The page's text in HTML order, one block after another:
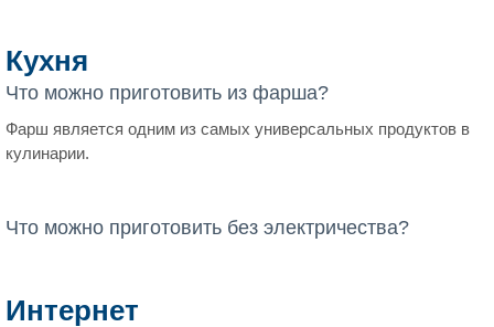
Кухня
Что можно приготовить из фарша?
Фарш является одним из самых универсальных продуктов в
кулинарии.
Что можно приготовить без электричества?
Интернет